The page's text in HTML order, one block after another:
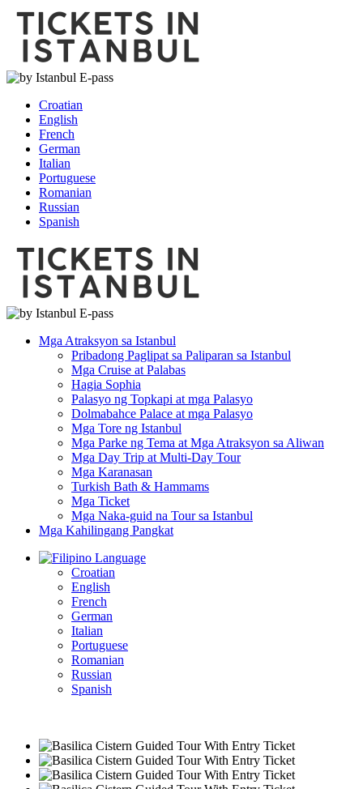
Croatian
English
French
German
Italian
Portuguese
Romanian
Russian
Spanish
Mga Atraksyon sa Istanbul
Pribadong Paglipat sa Paliparan sa Istanbul
Mga Cruise at Palabas
Hagia Sophia
Palasyo ng Topkapi at mga Palasyo
Dolmabahce Palace at mga Palasyo
Mga Tore ng Istanbul
Mga Parke ng Tema at Mga Atraksyon sa Aliwan
Mga Day Trip at Multi-Day Tour
Mga Karanasan
Turkish Bath & Hammams
Mga Ticket
Mga Naka-guid na Tour sa Istanbul
Mga Kahilingang Pangkat
Language
Croatian
English
French
German
Italian
Portuguese
Romanian
Russian
Spanish